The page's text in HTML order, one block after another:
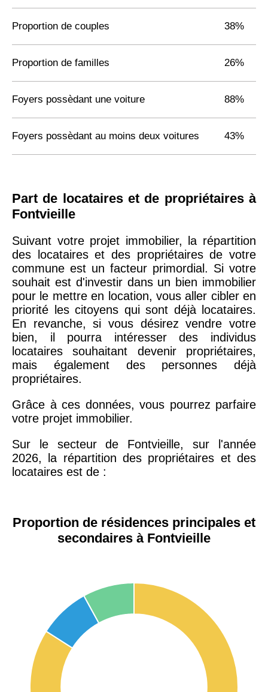
Proportion de couples 38%
Proportion de familles 26%
Foyers possèdant une voiture 88%
Foyers possèdant au moins deux voitures 43%
Part de locataires et de propriétaires à
Fontvieille
Suivant votre projet immobilier, la répartition
des locataires et des propriétaires de votre
commune est un facteur primordial. Si votre
souhait est d'investir dans un bien immobilier
pour le mettre en location, vous aller cibler en
priorité les citoyens qui sont déjà locataires.
En revanche, si vous désirez vendre votre
bien, il pourra intéresser des individus
locataires souhaitant devenir propriétaires,
mais également des personnes déjà
propriétaires.
Grâce à ces données, vous pourrez parfaire
votre projet immobilier.
Sur le secteur de Fontvieille, sur l'année
2026, la répartition des propriétaires et des
locataires est de :
Proportion de résidences principales et
secondaires à Fontvieille